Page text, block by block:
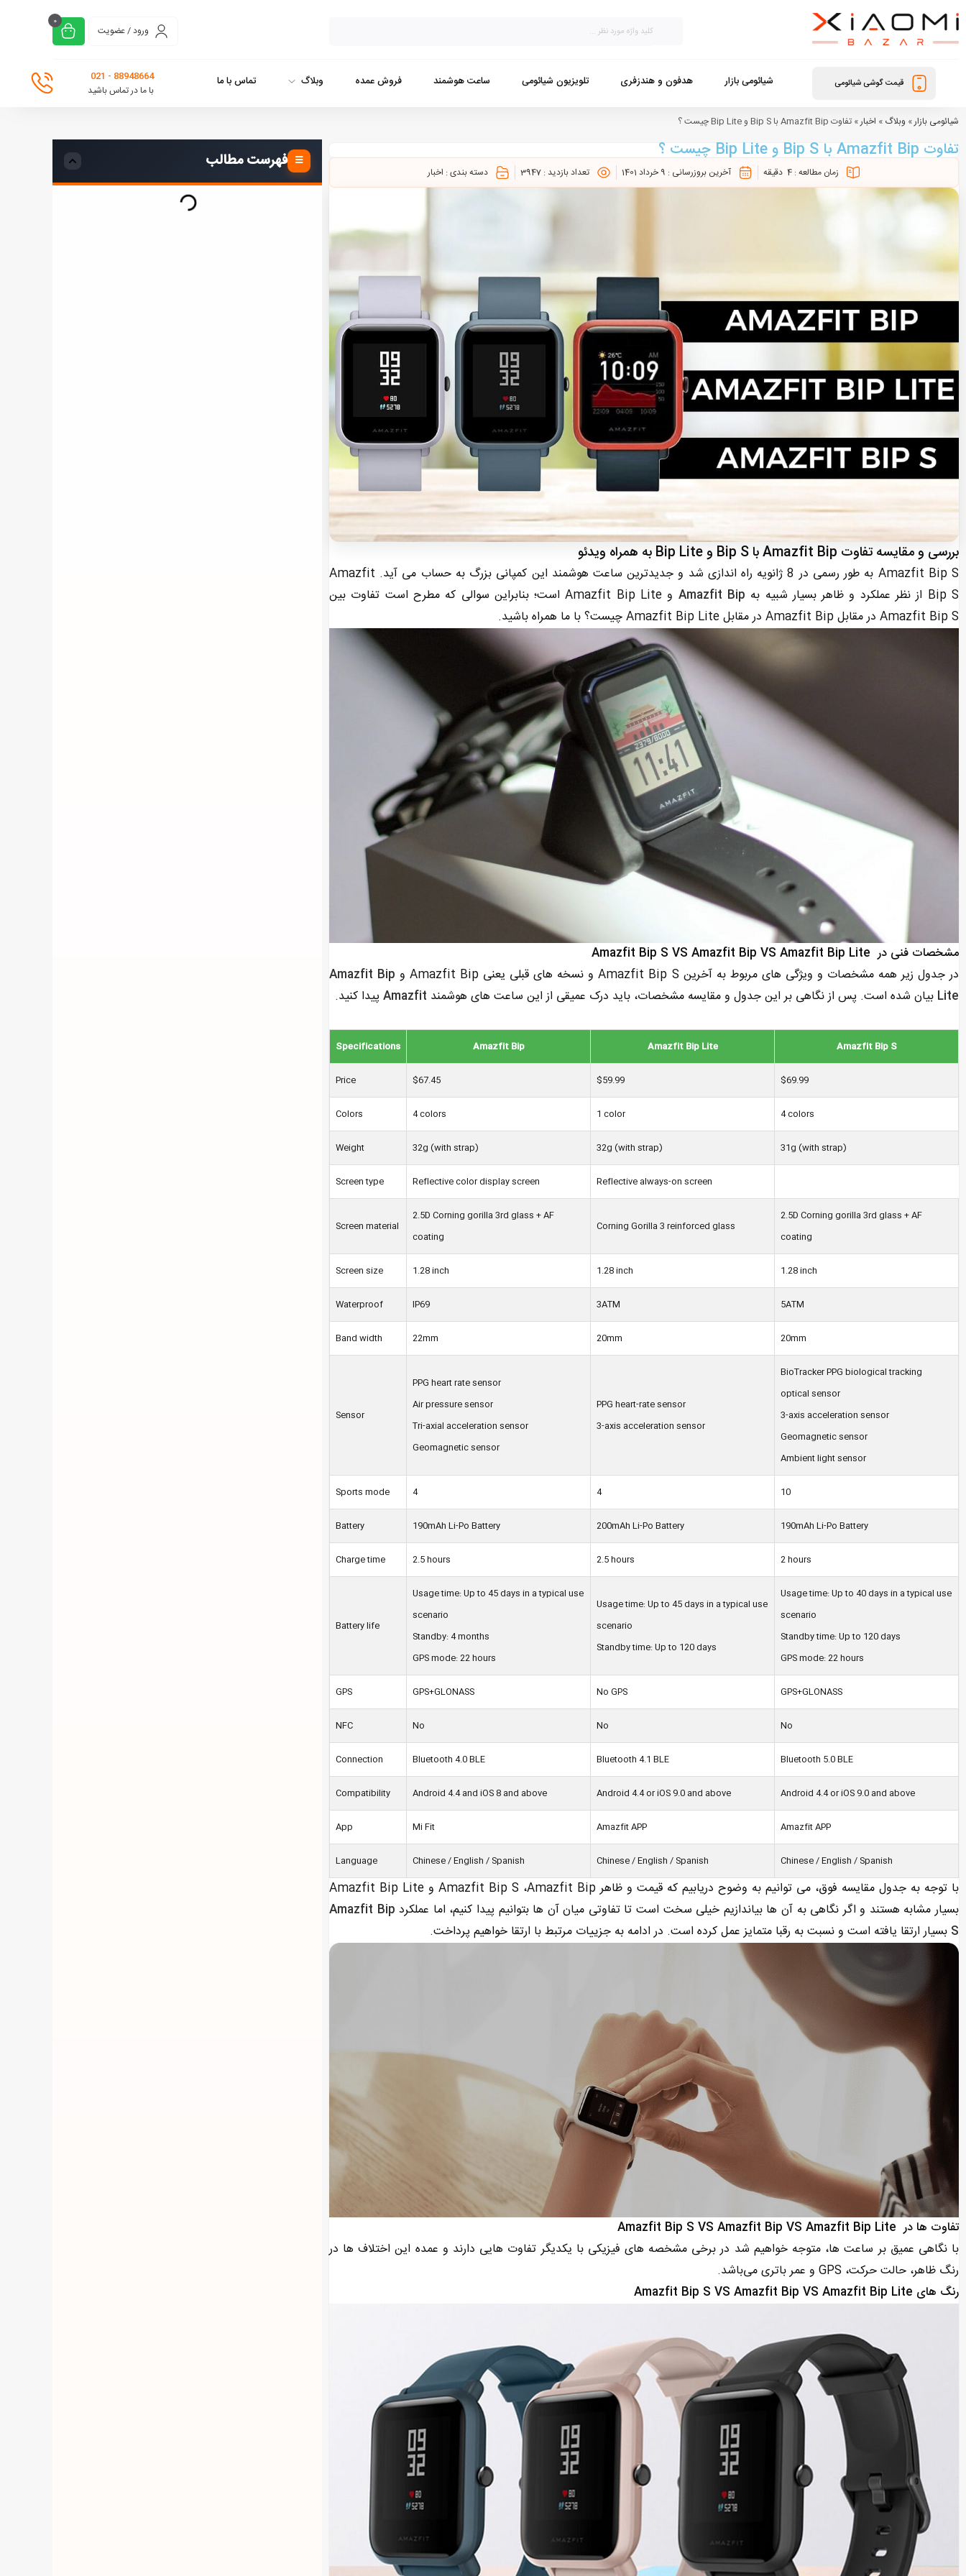
ورود / عضویت
0
قیمت گوشی شیائومی شیائومی بازار هدفون و هندزفری تلویزیون شیائومی ساعت هوشمند فروش عمده وبلاگ تماس با ما
88948664 - 021
با ما در تماس باشید
شیائومی بازار» وبلاگ » اخبار» تفاوت Amazfit Bip با Bip S و Bip Lite چیست ؟
تفاوت Amazfit Bip با Bip S و Bip Lite چیست ؟
زمان مطالعه : 4 دقیقه آخرین بروزرسانی : 9 خرداد 1401 تعداد بازدید : 3947 دسته بندی : اخبار
بررسی و مقایسه تفاوت Amazfit Bip با Bip S و Bip Lite به همراه ویدئو
Amazfit Bip S به طور رسمی در 8 ژانویه راه اندازی شد و جدیدترین ساعت هوشمند این کمپانی بزرگ به حساب می آید. Amazfit
Bip S از نظر عملکرد و ظاهر بسیار شبیه به
Amazfit Bip
و Amazfit Bip Lite است؛ بنابراین سوالی که مطرح است تفاوت بین
Amazfit Bip S در مقابل Amazfit Bip در مقابل Amazfit Bip Lite چیست؟ با ما همراه باشید.
مشخصات فنی در Amazfit Bip S VS Amazfit Bip VS Amazfit Bip Lite
در جدول زیر همه مشخصات و ویژگی های مربوط به آخرین Amazfit Bip S و نسخه های قبلی یعنی Amazfit Bip و
Amazfit Bip
Lite بیان شده است. پس از نگاهی بر این جدول و مقایسه مشخصات، باید درک عمیقی از این ساعت های هوشمند Amazfitپیدا کنید.
Specifications Amazfit Bip Amazfit Bip Lite Amazfit Bip S
Price $67.45 $59.99 $69.99
Colors 4 colors 1 color 4 colors
Weight 32g (with strap) 32g (with strap) 31g (with strap)
Screen type Reflective color display screen Reflective always-on screen
Screen material
2.5D Corning gorilla 3rd glass + AF
coating
Corning Gorilla 3 reinforced glass
2.5D Corning gorilla 3rd glass + AF
coating
Screen size 1.28 inch 1.28 inch 1.28 inch
Waterproof IP69 3ATM 5ATM
Band width 22mm 20mm 20mm
Sensor
PPG heart rate sensor
Air pressure sensor
Tri-axial acceleration sensor
Geomagnetic sensor
PPG heart-rate sensor
3-axis acceleration sensor
BioTracker PPG biological tracking
optical sensor
3-axis acceleration sensor
Geomagnetic sensor
Ambient light sensor
Sports mode 4 4 10
Battery 190mAh Li-Po Battery 200mAh Li-Po Battery 190mAh Li-Po Battery
Charge time 2.5 hours 2.5 hours 2 hours
Battery life
Usage time: Up to 45 days in a typical use
scenario
Standby: 4 months
GPS mode: 22 hours
Usage time: Up to 45 days in a typical use
scenario
Standby time: Up to 120 days
Usage time: Up to 40 days in a typical use
scenario
Standby time: Up to 120 days
GPS mode: 22 hours
GPS GPS+GLONASS No GPS GPS+GLONASS
NFC No No No
Connection Bluetooth 4.0 BLE Bluetooth 4.1 BLE Bluetooth 5.0 BLE
Compatibility Android 4.4 and iOS 8 and above Android 4.4 or iOS 9.0 and above Android 4.4 or iOS 9.0 and above
App Mi Fit Amazfit APP Amazfit APP
Language Chinese / English / Spanish Chinese / English / Spanish Chinese / English / Spanish
با توجه به جدول مقایسه فوق، می توانیم به وضوح دریابیم که قیمت و ظاهر Amazfit Bip S ،Amazfit Bip و Amazfit Bip Lite
بسیار مشابه هستند و اگر نگاهی به آن ها بیاندازیم خیلی سخت است تا تفاوتی میان آن ها بتوانیم پیدا کنیم، اما عملکرد Amazfit Bip
S بسیار ارتقا یافته است و نسبت به رقبا متمایز عمل کرده است. در ادامه به جزییات مرتبط با ارتقا خواهیم پرداخت.
تفاوت ها در Amazfit Bip S VS Amazfit Bip VS Amazfit Bip Lite
با نگاهی عمیق بر ساعت ها، متوجه خواهیم شد در برخی مشخصه های فیزیکی با یکدیگر تفاوت هایی دارند و عمده این اختلاف ها در
رنگ ظاهر، حالت حرکت، GPS و عمر باتری می‌باشد.
رنگ های Amazfit Bip S VS Amazfit Bip VS Amazfit Bip Lite
فهرست مطالب